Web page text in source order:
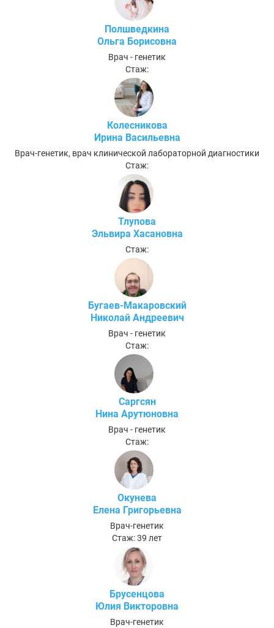
Полшведкина
Ольга Борисовна
Врач - генетик
Стаж:
Колесникова
Ирина Васильевна
Врач-генетик, врач клинической лабораторной диагностики
Стаж:
Тлупова
Эльвира Хасановна
Стаж:
Бугаев-Макаровский
Николай Андреевич
Врач - генетик
Стаж:
Саргсян
Нина Арутюновна
Врач - генетик
Стаж:
Окунева
Елена Григорьевна
Врач-генетик
Стаж: 39 лет
Брусенцова
Юлия Викторовна
Врач-генетик